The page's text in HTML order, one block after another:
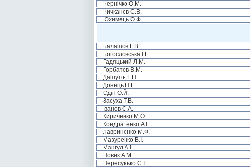
Чернічко О.М.
Чичканов С.В.
Юхимець О.Ф.
Балашов Г.В.
Богословська І.Г.
Гадяцький Л.М.
Горбатов В.М.
Дашутін Г.П.
Донець Н.Г.
Єдін О.Й.
Засуха Т.В.
Іванов С.А.
Кириченко М.О.
Кондратенко А.І.
Лавриненко М.Ф.
Мазуренко В.І.
Мангул А.І.
Новик А.М.
Пересунько С.І.